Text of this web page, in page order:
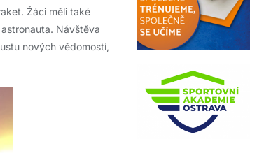
Žáci měli také
Návštěva
nových vědomostí,